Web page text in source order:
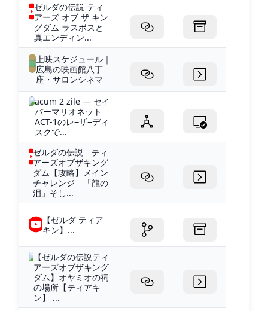
ゼルダの伝説 ティ
アーズ オブ ザ キン
グダム ラスボスと
真エンディン...
上映スケジュール｜
広島の映画館八丁
座・サロンシネマ
acum 2 zile — セイ
バーマリオネット
ACT-1のレ−ザ−ディ
スクで...
ゼルダの伝説 ティ
アーズオブザキング
ダム【攻略】メイン
チャレンジ 「龍の
泪」そし...
【ゼルダ ティア
キン】...
【ゼルダの伝説ティ
アーズオブザキング
ダム】オヤミオの祠
の場所【ティアキ
ン】 ...